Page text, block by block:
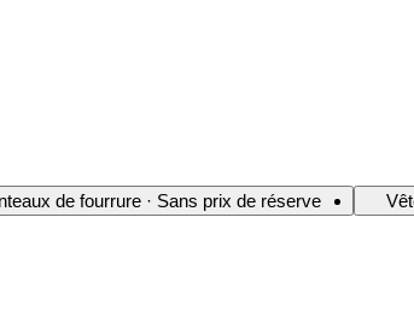
de fourrure · Sans prix de réserve